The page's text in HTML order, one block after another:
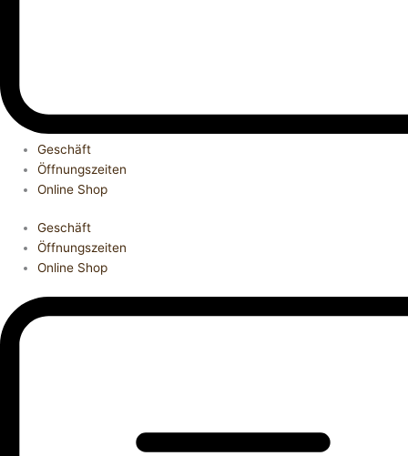
Geschäft
Öffnungszeiten
Online Shop
Geschäft
Öffnungszeiten
Online Shop